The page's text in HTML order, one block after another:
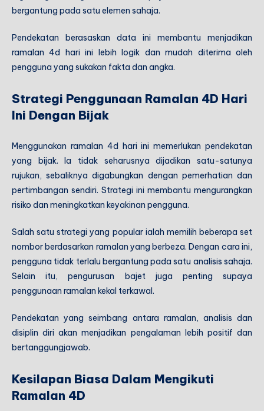
bergantung pada satu elemen sahaja.
Pendekatan berasaskan data ini membantu menjadikan
ramalan 4d hari ini lebih logik dan mudah diterima oleh
pengguna yang sukakan fakta dan angka.
Strategi Penggunaan Ramalan 4D Hari
Ini Dengan Bijak
Menggunakan ramalan 4d hari ini memerlukan pendekatan
yang bijak. Ia tidak seharusnya dijadikan satu-satunya
rujukan, sebaliknya digabungkan dengan pemerhatian dan
pertimbangan sendiri. Strategi ini membantu mengurangkan
risiko dan meningkatkan keyakinan pengguna.
Salah satu strategi yang popular ialah memilih beberapa set
nombor berdasarkan ramalan yang berbeza. Dengan cara ini,
pengguna tidak terlalu bergantung pada satu analisis sahaja.
Selain itu, pengurusan bajet juga penting supaya
penggunaan ramalan kekal terkawal.
Pendekatan yang seimbang antara ramalan, analisis dan
disiplin diri akan menjadikan pengalaman lebih positif dan
bertanggungjawab.
Kesilapan Biasa Dalam Mengikuti
Ramalan 4D